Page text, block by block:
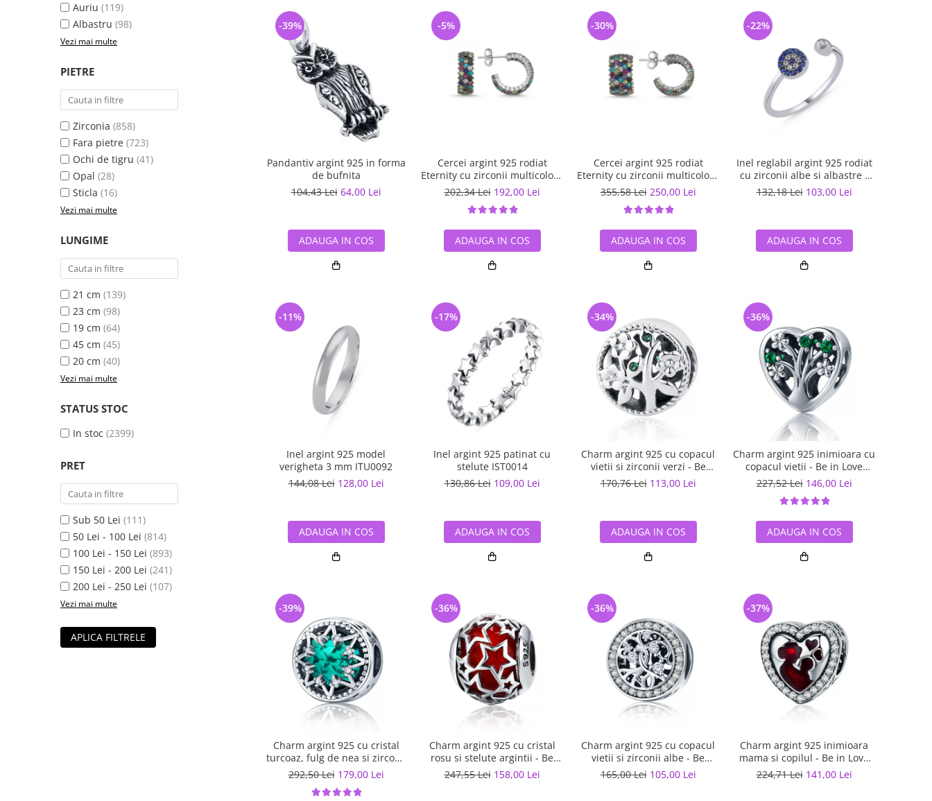
Auriu (119)
Albastru (98)
Vezi mai multe
PIETRE
Zirconia (858)
Fara pietre (723)
Ochi de tigru (41)
Opal (28)
Sticla (16)
Vezi mai multe
LUNGIME
21 cm (139)
23 cm (98)
19 cm (64)
45 cm (45)
20 cm (40)
Vezi mai multe
STATUS STOC
In stoc (2399)
PRET
Sub 50 Lei (111)
50 Lei - 100 Lei (814)
100 Lei - 150 Lei (893)
150 Lei - 200 Lei (241)
200 Lei - 250 Lei (107)
Vezi mai multe
APLICA FILTRELE
Pandantiv argint 925 in forma
de bufnita
104,43 Lei 64,00 Lei
-39%
ADAUGA IN COS
Cercei argint 925 rodiat
Eternity cu zirconii multicolore
ETU0028
202,34 Lei 192,00 Lei
-5%
ADAUGA IN COS
Cercei argint 925 rodiat
Eternity cu zirconii multicolore
ETU0036
355,58 Lei 250,00 Lei
-30%
ADAUGA IN COS
Inel reglabil argint 925 rodiat
cu zirconii albe si albastre -
Be Elegant ITU0109
132,18 Lei 103,00 Lei
-22%
ADAUGA IN COS
Inel argint 925 model
verigheta 3 mm ITU0092
144,08 Lei 128,00 Lei
-11%
ADAUGA IN COS
Inel argint 925 patinat cu
stelute IST0014
130,86 Lei 109,00 Lei
-17%
ADAUGA IN COS
Charm argint 925 cu copacul
vietii si zirconii verzi - Be
Nature PST0059
170,76 Lei 113,00 Lei
-34%
ADAUGA IN COS
Charm argint 925 inimioara cu
copacul vietii - Be in Love
PST0105
227,52 Lei 146,00 Lei
-36%
ADAUGA IN COS
Charm argint 925 cu cristal
turcoaz, fulg de nea si zirconii
albe - Be Nature PST0110
292,50 Lei 179,00 Lei
-39%
Charm argint 925 cu cristal
rosu si stelute argintii - Be
Nature PST0115
247,55 Lei 158,00 Lei
-36%
Charm argint 925 cu copacul
vietii si zirconii albe - Be
Nature PST0120
165,00 Lei 105,00 Lei
-36%
Charm argint 925 inimioara
mama si copilul - Be in Love
PST0122
224,71 Lei 141,00 Lei
-37%